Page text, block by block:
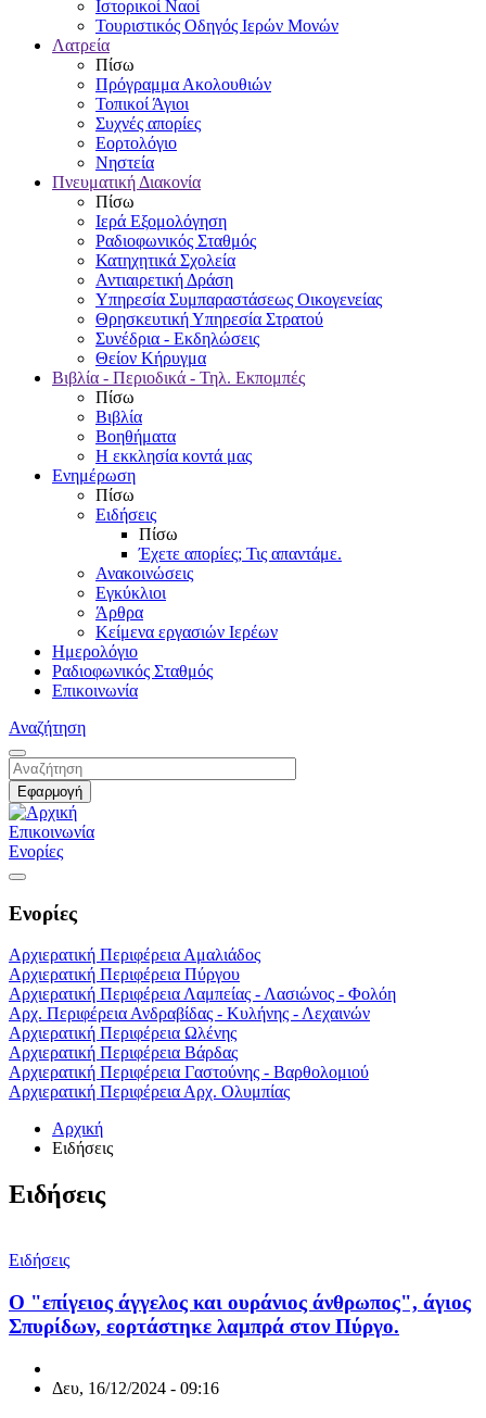
Ιστορικοί Ναοί
Τουριστικός Οδηγός Ιερών Μονών
Λατρεία
Πίσω
Πρόγραμμα Ακολουθιών
Τοπικοί Άγιοι
Συχνές απορίες
Εορτολόγιο
Νηστεία
Πνευματική Διακονία
Πίσω
Ιερά Εξομολόγηση
Ραδιοφωνικός Σταθμός
Κατηχητικά Σχολεία
Αντιαιρετική Δράση
Υπηρεσία Συμπαραστάσεως Οικογενείας
Θρησκευτική Υπηρεσία Στρατού
Συνέδρια - Εκδηλώσεις
Θείον Κήρυγμα
Βιβλία - Περιοδικά - Τηλ. Εκπομπές
Πίσω
Βιβλία
Βοηθήματα
Η εκκλησία κοντά μας
Ενημέρωση
Πίσω
Ειδήσεις
Πίσω
Έχετε απορίες; Τις απαντάμε.
Ανακοινώσεις
Εγκύκλιοι
Άρθρα
Κείμενα εργασιών Ιερέων
Ημερολόγιο
Ραδιοφωνικός Σταθμός
Επικοινωνία
Αναζήτηση
Επικοινωνία
Ενορίες
Ενορίες
Αρχιερατική Περιφέρεια Αμαλιάδος
Αρχιερατική Περιφέρεια Πύργου
Αρχιερατική Περιφέρεια Λαμπείας - Λασιώνος - Φολόη
Αρχ. Περιφέρεια Ανδραβίδας - Κυλήνης - Λεχαινών
Αρχιερατική Περιφέρεια Ωλένης
Αρχιερατική Περιφέρεια Βάρδας
Αρχιερατική Περιφέρεια Γαστούνης - Βαρθολομιού
Αρχιερατική Περιφέρεια Αρχ. Ολυμπίας
Αρχική
Ειδήσεις
Ειδήσεις
Ειδήσεις
Ο "επίγειος άγγελος και ουράνιος άνθρωπος", άγιος
Σπυρίδων, εορτάστηκε λαμπρά στον Πύργο.
Δευ, 16/12/2024 - 09:16